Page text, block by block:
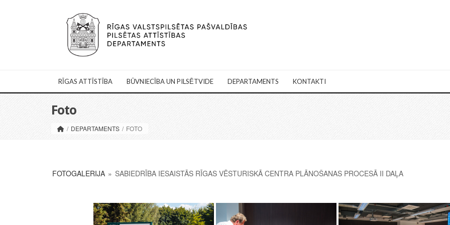
RĪGAS ATTĪSTĪBA BŪVNIECĪBA UN PILSĒTVIDE DEPARTAMENTS KONTAKTI
Foto
/ DEPARTAMENTS / FOTO
FOTOGALERIJA » SABIEDRĪBA IESAISTĀS RĪGAS VĒSTURISKĀ CENTRA PLĀNOŠANAS PROCESĀ II DAĻA